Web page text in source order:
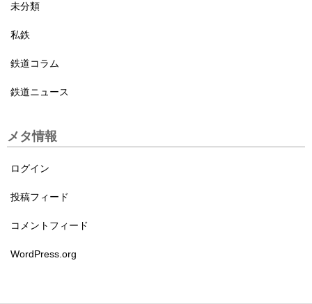
未分類
私鉄
鉄道コラム
鉄道ニュース
メタ情報
ログイン
投稿フィード
コメントフィード
WordPress.org